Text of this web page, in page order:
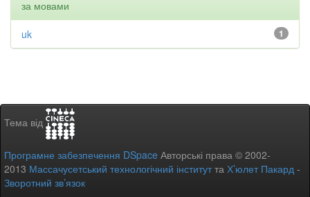
за мовами
1
uk
Тема від
Програмне забезпечення DSpace Авторські права © 2002-
2013 Массачусетський технологічний інститутта Х’юлет Пакард -
Зворотний зв’язок